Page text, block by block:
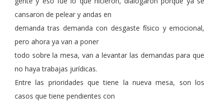
cansaron de pelear y andas en
demanda tras demanda con desgaste físico y emocional,
pero ahora ya van a poner
todo sobre la mesa, van a levantar las demandas para que
no haya trabajas jurídicas.
Entre las prioridades que tiene la nueva mesa, son los
casos que tiene pendientes con